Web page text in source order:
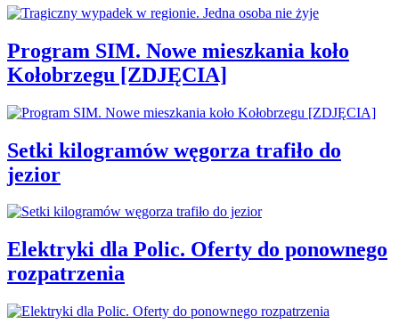
Program SIM. Nowe mieszkania koło
Kołobrzegu [ZDJĘCIA]
Setki kilogramów węgorza trafiło do
jezior
Elektryki dla Polic. Oferty do ponownego
rozpatrzenia